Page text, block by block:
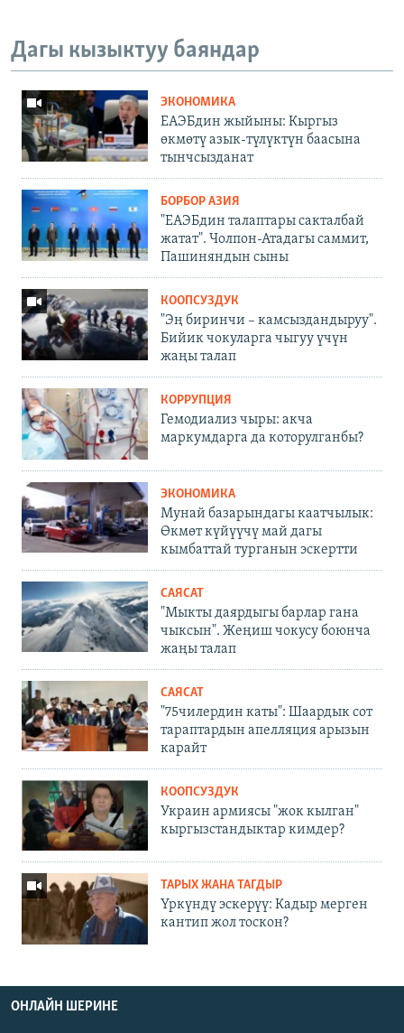
Дагы кызыктуу баяндар
ЭКОНОМИКА
ЕАЭБдин жыйыны: Кыргыз
өкмөтү азык-түлүктүн баасына
тынчсызданат
БОРБОР АЗИЯ
"ЕАЭБдин талаптары сакталбай
жатат". Чолпон-Атадагы саммит,
Пашиняндын сыны
КООПСУЗДУК
"Эң биринчи – камсыздандыруу".
Бийик чокуларга чыгуу үчүн
жаңы талап
КОРРУПЦИЯ
Гемодиализ чыры: акча
маркумдарга да которулганбы?
ЭКОНОМИКА
Мунай базарындагы каатчылык:
Өкмөт күйүүчү май дагы
кымбаттай турганын эскертти
САЯСАТ
"Мыкты даярдыгы барлар гана
чыксын". Жеңиш чокусу боюнча
жаңы талап
САЯСАТ
"75чилердин каты": Шаардык сот
тараптардын апелляция арызын
карайт
КООПСУЗДУК
Украин армиясы "жок кылган"
кыргызстандыктар кимдер?
ТАРЫХ ЖАНА ТАГДЫР
Үркүндү эскерүү: Кадыр мерген
кантип жол тоскон?
ОНЛАЙН ШЕРИНЕ